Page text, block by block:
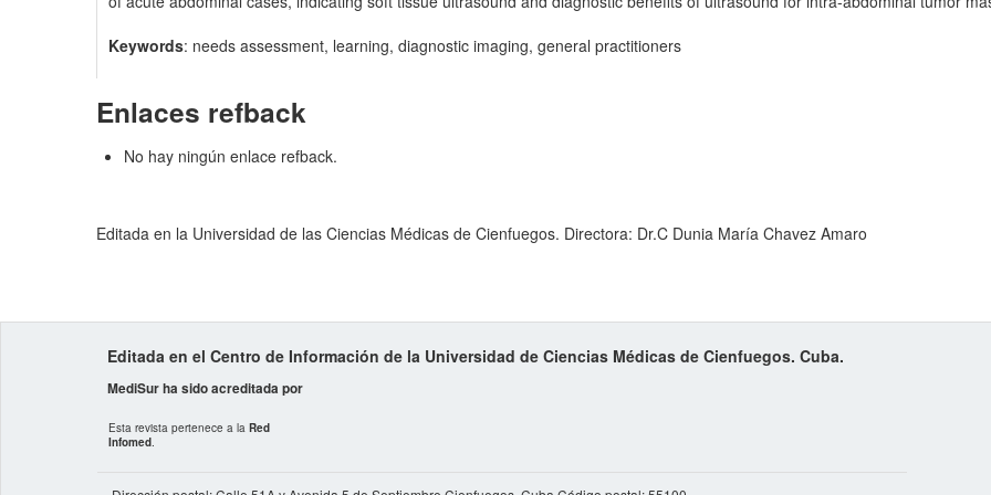
Keywords: needs assessment, learning, diagnostic imaging, general practitioners
Enlaces refback
No hay ningún enlace refback.
Editada en la Universidad de las Ciencias Médicas de Cienfuegos. Directora: Dr.C Dunia María Chavez Amaro
Editada en el Centro de Información de la Universidad de Ciencias Médicas de Cienfuegos. Cuba.
MediSur ha sido acreditada por
Esta revista pertenece a la Red
Infomed.